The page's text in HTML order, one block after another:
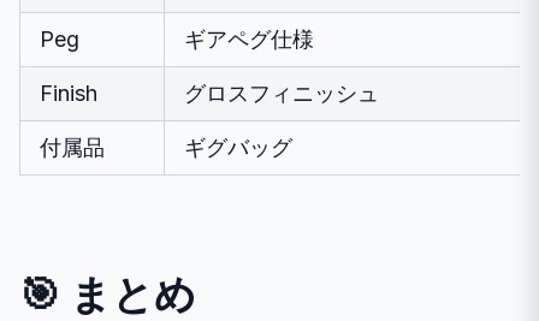
Peg ギアペグ仕様
Finish グロスフィニッシュ
付属品 ギグバッグ
🎯 まとめ